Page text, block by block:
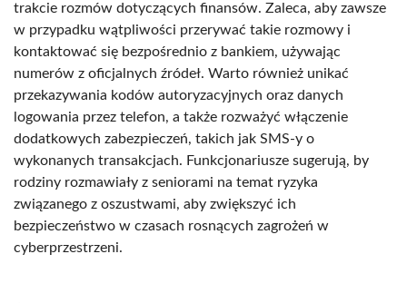
trakcie rozmów dotyczących finansów. Zaleca, aby zawsze
w przypadku wątpliwości przerywać takie rozmowy i
kontaktować się bezpośrednio z bankiem, używając
numerów z oficjalnych źródeł. Warto również unikać
przekazywania kodów autoryzacyjnych oraz danych
logowania przez telefon, a także rozważyć włączenie
dodatkowych zabezpieczeń, takich jak SMS-y o
wykonanych transakcjach. Funkcjonariusze sugerują, by
rodziny rozmawiały z seniorami na temat ryzyka
związanego z oszustwami, aby zwiększyć ich
bezpieczeństwo w czasach rosnących zagrożeń w
cyberprzestrzeni.